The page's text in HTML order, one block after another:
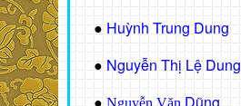
● Huỳnh Trung Dung
● Nguyễn Thị Lệ Dung
● Nguyễn Văn